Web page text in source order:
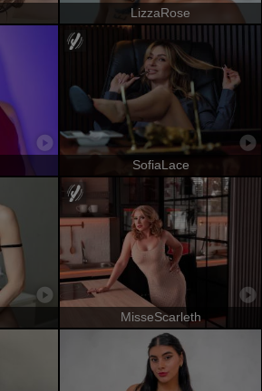
LizzaRose
SofiaLace
MisseScarleth